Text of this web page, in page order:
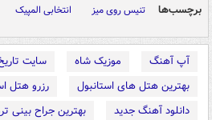
برچسب‌ها تنیس روی میز انتخابی المپیک
آپ آهنگ موزیک شاه
سایت
بهترین هتل های استانبول
رزرو هتل
دانلود آهنگ جدید
بهترین جراح بینی